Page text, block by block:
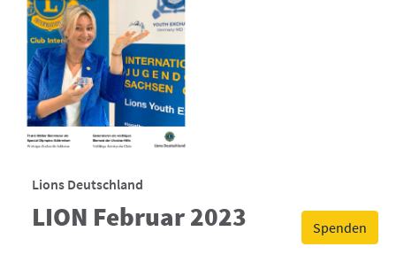
Spenden
Lions Deutschland
LION Februar 2023